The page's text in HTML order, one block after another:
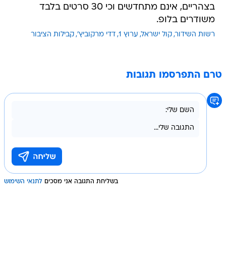
בצהריים, אינם מתחדשים וכי 30 סרטים בלבד
משודרים בלופ.
רשות השידור קול ישראל ערוץ 1 דדי מרקוביץ' קבילות הציבור
טרם התפרסמו תגובות
בשליחת התגובה אני מסכים לתנאי השימוש